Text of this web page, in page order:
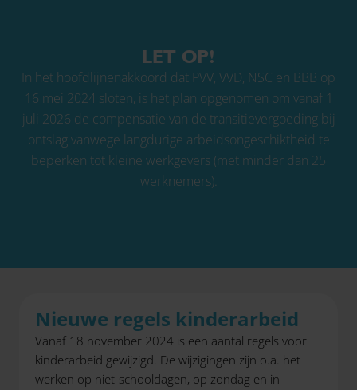
LET OP!
In het hoofdlijnenakkoord dat PVV, VVD, NSC en BBB op
16 mei 2024 sloten, is het plan opgenomen om vanaf 1
juli 2026 de compensatie van de transitievergoeding bij
ontslag vanwege langdurige arbeidsongeschiktheid te
beperken tot kleine werkgevers (met minder dan 25
werknemers).
Nieuwe regels kinderarbeid
Vanaf 18 november 2024 is een aantal regels voor
kinderarbeid gewijzigd. De wijzigingen zijn o.a. het
werken op niet-schooldagen, op zondag en in